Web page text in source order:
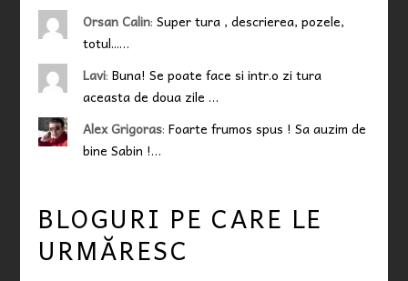
Orsan Calin: Super tura , descrierea, pozele,
totul...…
Lavi: Buna! Se poate face si intr.o zi tura
aceasta de doua zile …
Alex Grigoras: Foarte frumos spus ! Sa auzim de
bine Sabin !…
BLOGURI PE CARE LE
URMĂRESC